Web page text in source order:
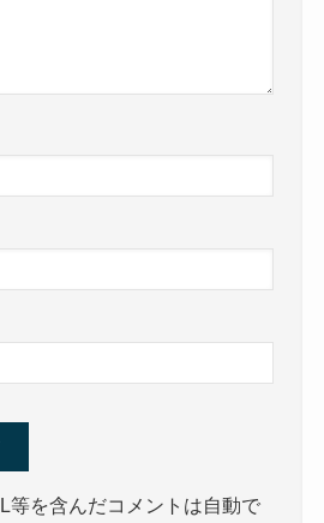
等を含んだコメントは自動で